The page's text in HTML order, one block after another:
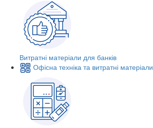
Витратні матеріали для банків
Офісна техніка та витратні матеріали